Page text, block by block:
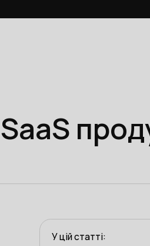
У цій статті: